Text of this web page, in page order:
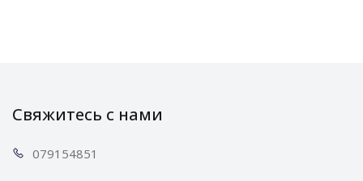
Свяжитесь с нами
0791 54851